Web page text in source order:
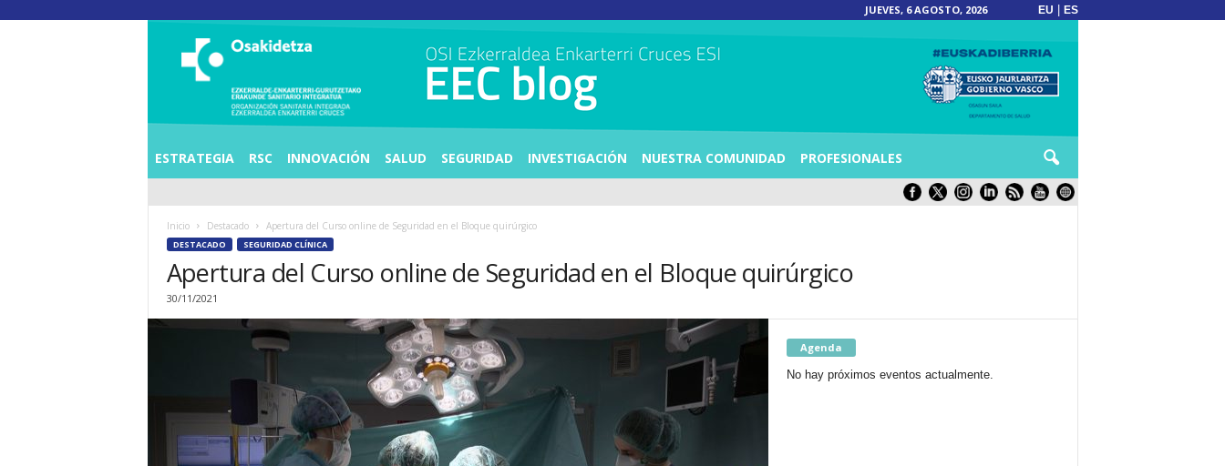
JUEVES, 6 AGOSTO, 2026 EU ES
A
N
ESTRATEGIA RSC INNOVACIÓN SALUD SEGURIDAD INVESTIGACIÓN NUESTRA COMUNIDAD PROFESIONALES
Inicio Destacado Apertura del Curso online de Seguridad en el Bloque quirúrgico
DESTACADO SEGURIDAD CLÍNICA
Apertura del Curso online de Seguridad en el Bloque quirúrgico
30/11/2021
Agenda
No hay próximos eventos actualmente.